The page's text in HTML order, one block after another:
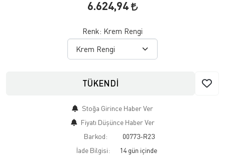
6.624,94
Renk: Krem Rengi
TÜKENDİ
Stoğa Girince Haber Ver
Fiyatı Düşünce Haber Ver
Barkod:
00773-R23
İade Bilgisi: